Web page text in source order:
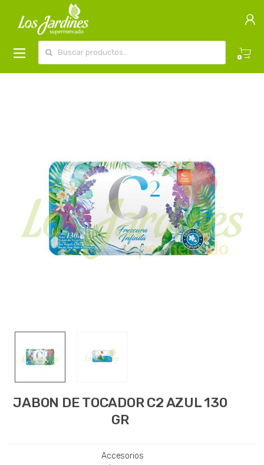
0
JABON DE TOCADOR C2 AZUL 130
GR
Accesorios